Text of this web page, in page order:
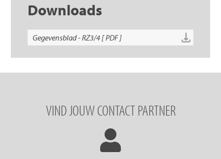
Downloads
Gegevensblad - RZ3/4 [ PDF ]
VIND JOUW CONTACT PARTNER